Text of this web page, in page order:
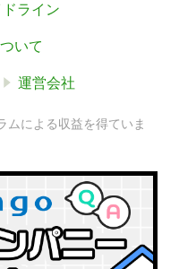
ライン
いて
運営会社
ムによる収益を得ていま